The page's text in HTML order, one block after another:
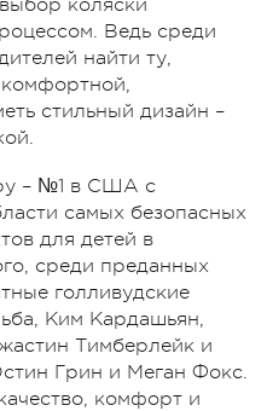
коляски
Ведь среди
найти ту,
стильный дизайн –
– №1 в США с
самых безопасных
для детей в
среди преданных
голливудские
Ким Кардашьян,
Тимберлейк и
Грин и Меган Фокс.
комфорт и